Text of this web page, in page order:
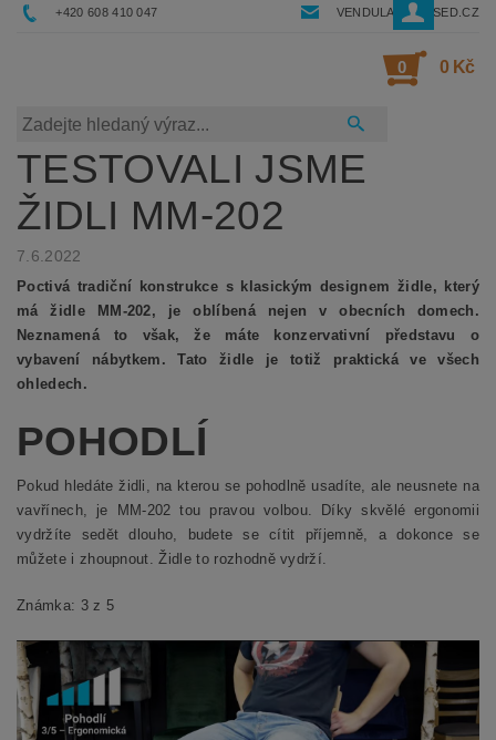
+420 608 410 047 VENDULA@RESSED.CZ
0 0 Kč
TESTOVALI JSME
ŽIDLI MM-202
7.6.2022
Poctivá tradiční konstrukce s klasickým designem židle, který
má židle MM-202, je oblíbená nejen v obecních domech.
Neznamená to však, že máte konzervativní představu o
vybavení nábytkem. Tato židle je totiž praktická ve všech
ohledech.
POHODLÍ
Pokud hledáte židli, na kterou se pohodlně usadíte, ale neusnete na
vavřínech, je MM-202 tou pravou volbou. Díky skvělé ergonomii
vydržíte sedět dlouho, budete se cítit příjemně, a dokonce se
můžete i zhoupnout. Židle to rozhodně vydrží.
Známka: 3 z 5